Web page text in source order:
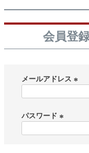
会員登
メールアドレス
パスワード